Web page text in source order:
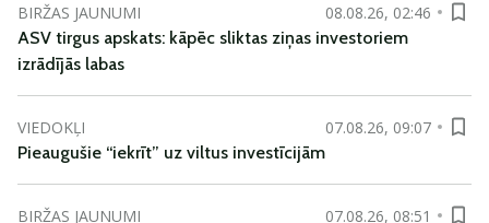
BIRŽAS JAUNUMI
08.08.26, 02:46
ASV tirgus apskats: kāpēc sliktas ziņas investoriem
izrādījās labas
VIEDOKĻI
07.08.26, 09:07
Pieaugušie “iekrīt” uz viltus investīcijām
BIRŽAS JAUNUMI
07.08.26, 08:51